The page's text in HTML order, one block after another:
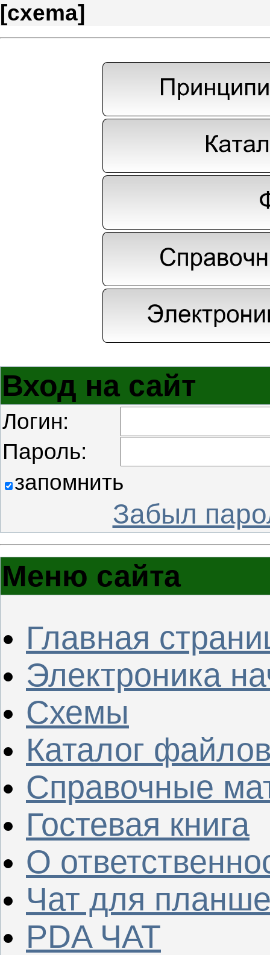
[cxema]
Вход на сайт
Логин:
Пароль:
запомнить
Забыл
Меню сайта
Главная
Электроника
Схемы
Каталог
Справочные
Гостевая книга
О
Чат для
PDA ЧАТ